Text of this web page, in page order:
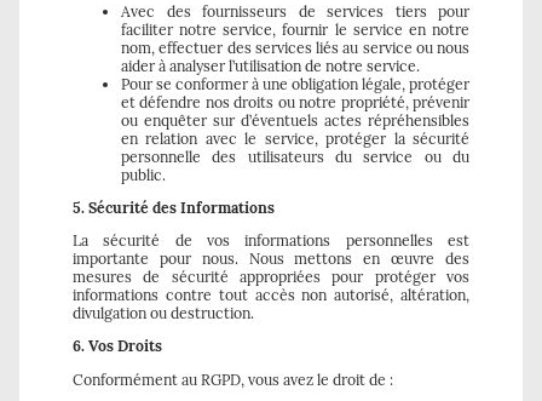
Avec des fournisseurs de services tiers pour
faciliter notre service, fournir le service en notre
nom, effectuer des services liés au service ou nous
aider à analyser l’utilisation de notre service.
Pour se conformer à une obligation légale, protéger
et défendre nos droits ou notre propriété, prévenir
ou enquêter sur d’éventuels actes répréhensibles
en relation avec le service, protéger la sécurité
personnelle des utilisateurs du service ou du
public.
5. Sécurité des Informations
La sécurité de vos informations personnelles est
importante pour nous. Nous mettons en œuvre des
mesures de sécurité appropriées pour protéger vos
informations contre tout accès non autorisé, altération,
divulgation ou destruction.
6. Vos Droits
Conformément au RGPD, vous avez le droit de :